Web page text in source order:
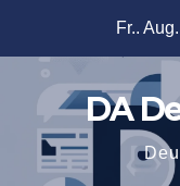
Fr..
DA